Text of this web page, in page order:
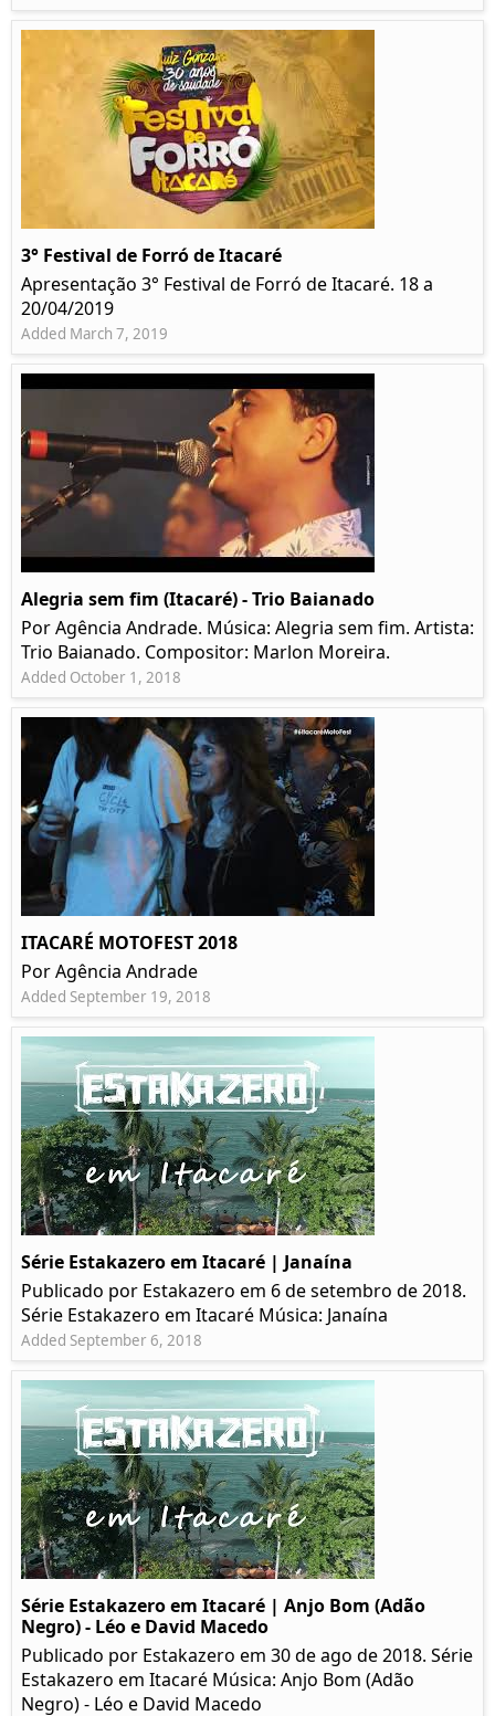
3° Festival de Forró de Itacaré
Apresentação 3° Festival de Forró de Itacaré. 18 a
20/04/2019
Added March 7, 2019
Alegria sem fim (Itacaré) - Trio Baianado
Por Agência Andrade. Música: Alegria sem fim. Artista:
Trio Baianado. Compositor: Marlon Moreira.
Added October 1, 2018
ITACARÉ MOTOFEST 2018
Por Agência Andrade
Added September 19, 2018
Série Estakazero em Itacaré | Janaína
Publicado por Estakazero em 6 de setembro de 2018.
Série Estakazero em Itacaré Música: Janaína
Added September 6, 2018
Série Estakazero em Itacaré | Anjo Bom (Adão
Negro) - Léo e David Macedo
Publicado por Estakazero em 30 de ago de 2018. Série
Estakazero em Itacaré Música: Anjo Bom (Adão
Negro) - Léo e David Macedo